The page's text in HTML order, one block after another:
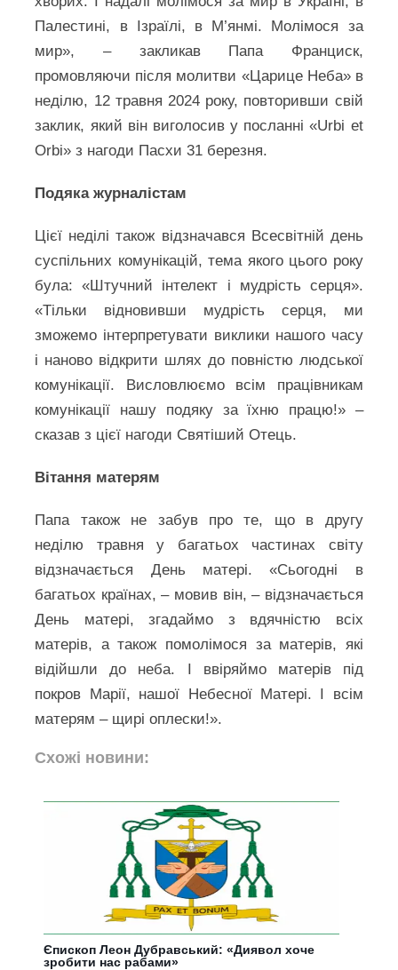
Палестині, в Ізраїлі, в М’янмі. Молімося за
мир», – закликав Папа Франциск,
промовляючи після молитви «Царице Неба» в
неділю, 12 травня 2024 року, повторивши свій
заклик, який він виголосив у посланні «Urbi et
Orbi» з нагоди Пасхи 31 березня.
Подяка журналістам
Цієї неділі також відзначався Всесвітній день
суспільних комунікацій, тема якого цього року
була: «Штучний інтелект і мудрість серця».
«Тільки відновивши мудрість серця, ми
зможемо інтерпретувати виклики нашого часу
і наново відкрити шлях до повністю людської
комунікації. Висловлюємо всім працівникам
комунікації нашу подяку за їхню працю!» –
сказав з цієї нагоди Святіший Отець.
Вітання матерям
Папа також не забув про те, що в другу
неділю травня у багатьох частинах світу
відзначається День матері. «Сьогодні в
багатьох країнах, – мовив він, – відзначається
День матері, згадаймо з вдячністю всіх
матерів, а також помолімося за матерів, які
відійшли до неба. І ввіряймо матерів під
покров Марії, нашої Небесної Матері. І всім
матерям – щирі оплески!».
Схожі новини:
Єпископ Леон Дубравський: «Диявол хоче
зробити нас рабами»